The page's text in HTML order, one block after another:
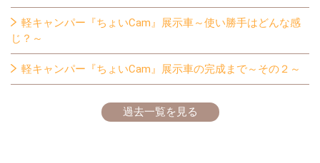
軽キャンパー『ちょいCam』展示車～使い勝手はどんな感
じ？～
軽キャンパー『ちょいCam』展示車の完成まで～その２～
過去一覧を見る